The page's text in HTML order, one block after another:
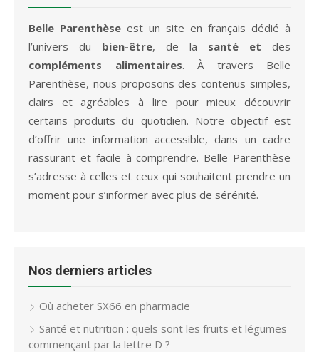
Belle Parenthèse est un site en français dédié à
l’univers du bien-être, de la santé et des
compléments alimentaires. À travers Belle
Parenthèse, nous proposons des contenus simples,
clairs et agréables à lire pour mieux découvrir
certains produits du quotidien. Notre objectif est
d’offrir une information accessible, dans un cadre
rassurant et facile à comprendre. Belle Parenthèse
s’adresse à celles et ceux qui souhaitent prendre un
moment pour s’informer avec plus de sérénité.
Nos derniers articles
Où acheter SX66 en pharmacie
Santé et nutrition : quels sont les fruits et légumes
commençant par la lettre D ?